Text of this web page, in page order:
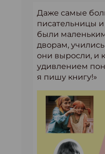
Даже самые
писательницы и
были
дворам,
они выросли, и
удивлением
я пишу книгу!»